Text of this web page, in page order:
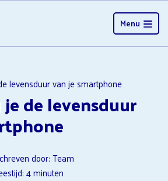
Menu
levensduur van je smartphone
de levensduur
door: Team
4minuten